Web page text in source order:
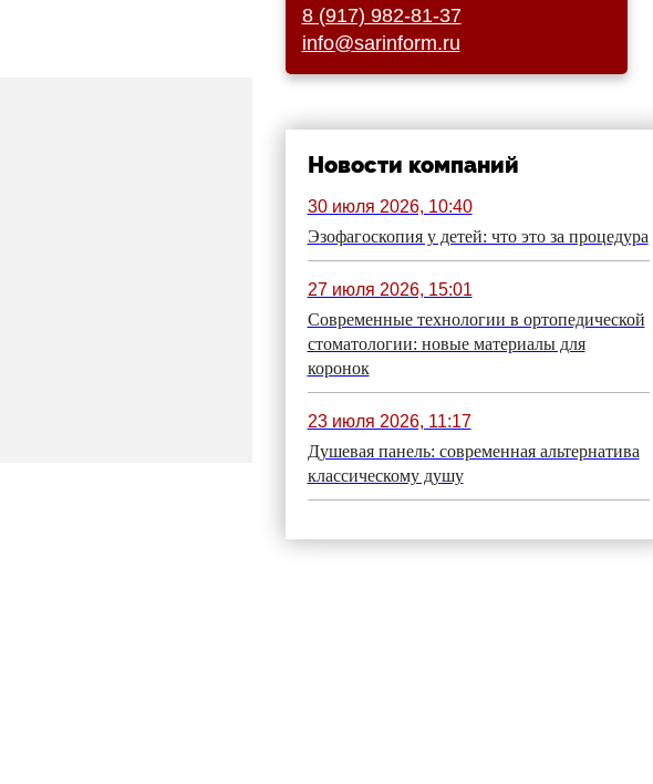
8 (917) 982-81-37
info@sarinform.ru
Новости компаний
30 июля 2026, 10:40
Эзофагоскопия у детей: что это за процедура
27 июля 2026, 15:01
Современные технологии в ортопедической
стоматологии: новые материалы для
коронок
23 июля 2026, 11:17
Душевая панель: современная альтернатива
классическому душу